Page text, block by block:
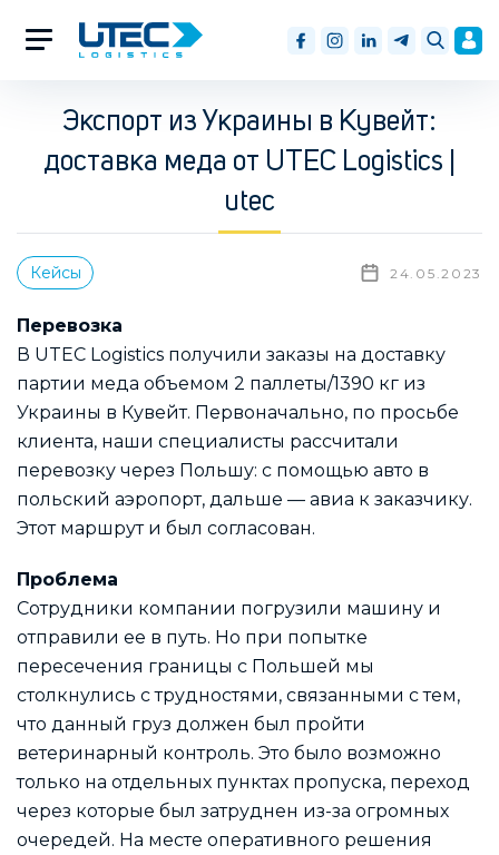
Экспорт из Украины в Кувейт:
доставка меда от UTEC Logistics |
utec
Кейсы 24.05.2023
Перевозка
В UTEC Logistics получили заказы на доставку
партии меда объемом 2 паллеты/1390 кг из
Украины в Кувейт. Первоначально, по просьбе
клиента, наши специалисты рассчитали
перевозку через Польшу: с помощью авто в
польский аэропорт, дальше — авиа к заказчику.
Этот маршрут и был согласован.
Проблема
Сотрудники компании погрузили машину и
отправили ее в путь. Но при попытке
пересечения границы с Польшей мы
столкнулись с трудностями, связанными с тем,
что данный груз должен был пройти
ветеринарный контроль. Это было возможно
только на отдельных пунктах пропуска, переход
через которые был затруднен из-за огромных
очередей. На месте оперативного решения